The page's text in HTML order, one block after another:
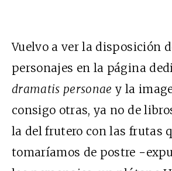
Vuelvo a ver la disposición
personajes en la página
dramatis personae y la
consigo otras, ya no de
la del frutero con las frutas
tomaríamos de postre